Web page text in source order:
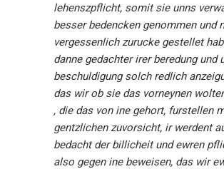
lehenszpflicht, somit sie unns
besser bedencken genommen und
vergessenlich zurucke gestellet
danne gedachter irer beredung und
beschuldigung solch redlich
das wir ob sie das vorneynen
, die das von ine gehort, furstellen
gentzlichen zuvorsicht, ir werdent
bedacht der billicheit und ewren
also gegen ine beweisen, das wir